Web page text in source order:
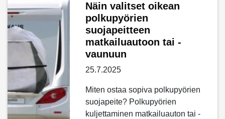
Näin valitset oikean
polkupyörien
suojapeitteen
matkailuautoon tai -
vaunuun
25.7.2025
Miten ostaa sopiva polkupyörien
suojapeite? Polkupyörien
kuljettaminen matkailuauton tai -